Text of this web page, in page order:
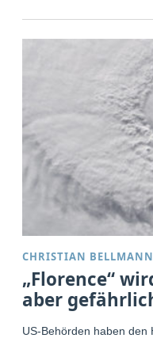
CHRISTIAN BELLMANN
„Florence“
aber
US-Behörden haben den